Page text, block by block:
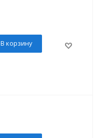
В корзину